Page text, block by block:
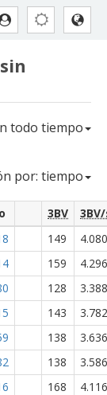
todo tiempo
por: tiempo
3BV
149
4.080
159
4.296
128
3.388
143
3.782
138
3.636
138
3.586
168
4.116